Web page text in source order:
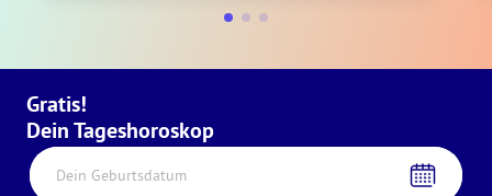
Gratis!
Dein Tageshoroskop
Dein Geburtsdatum